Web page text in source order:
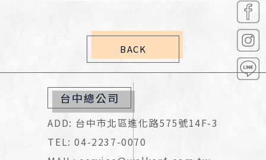
BACK
台中總公司
ADD: 台中市北區進化路575號14F-3
TEL: 04-2237-0070